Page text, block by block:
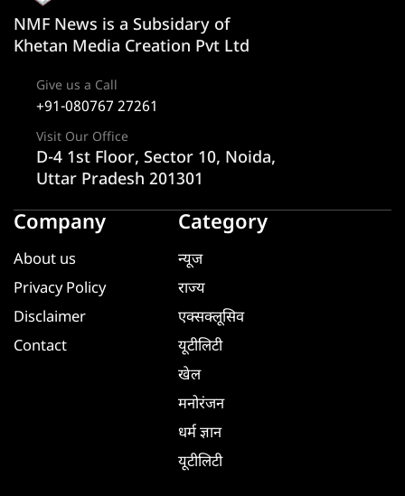
NMF News is a Subsidary of
Khetan Media Creation Pvt Ltd
Give us a Call
+91-080767 27261
Visit Our Office
D-4 1st Floor, Sector 10, Noida,
Uttar Pradesh 201301
Company
About us
Privacy Policy
Disclaimer
Contact
Category
न्यूज
राज्य
एक्सक्लूसिव
यूटीलिटी
खेल
मनोरंजन
धर्म ज्ञान
यूटीलिटी